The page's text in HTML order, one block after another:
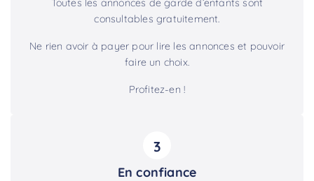
consultables gratuitement.
Ne rien avoir à payer pour lire les annonces et pouvoir
faire un choix.
Profitez-en !
3
En confiance